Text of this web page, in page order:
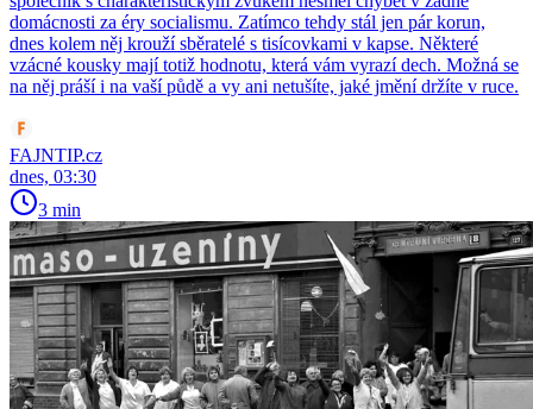
domácnosti za éry socialismu. Zatímco tehdy stál jen pár korun,
dnes kolem něj krouží sběratelé s tisícovkami v kapse. Některé
vzácné kousky mají totiž hodnotu, která vám vyrazí dech. Možná se
na něj práší i na vaší půdě a vy ani netušíte, jaké jmění držíte v ruce.
FAJNTIP.cz
dnes, 03:30
3 min